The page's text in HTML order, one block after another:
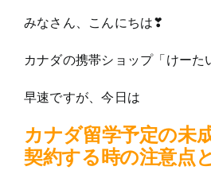
みなさん、こんにちは❣
カナダの携帯ショップ「けーた
早速ですが、今日は
カナダ留学予定の未
契約する時の注意点と